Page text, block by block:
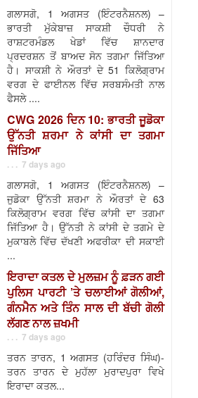
ਗਲਾਸਗੋ, 1 ਅਗਸਤ (ਇੰਟਰਨੈਸ਼ਨਲ) –
ਭਾਰਤੀ ਮੁੱਕੇਬਾਜ਼ ਸਾਕਸ਼ੀ ਚੌਧਰੀ ਨੇ
ਰਾਸ਼ਟਰਮੰਡਲ ਖੇਡਾਂ ਵਿੱਚ ਸ਼ਾਨਦਾਰ
ਪ੍ਰਦਰਸ਼ਨ ਤੋਂ ਬਾਅਦ ਸੋਨ ਤਗਮਾ ਜਿੱਤਿਆ
ਹੈ। ਸਾਕਸ਼ੀ ਨੇ ਔਰਤਾਂ ਦੇ 51 ਕਿਲੋਗ੍ਰਾਮ
ਵਰਗ ਦੇ ਫਾਈਨਲ ਵਿੱਚ ਸਰਬਸੰਮਤੀ ਨਾਲ
ਫੈਸਲੇ ....
CWG 2026 ਦਿਨ 10: ਭਾਰਤੀ ਜੂਡੋਕਾ
ਉੱਨਤੀ ਸ਼ਰਮਾ ਨੇ ਕਾਂਸੀ ਦਾ ਤਗਮਾ
ਜਿੱਤਿਆ
. . . 7 days ago
ਗਲਾਸਗੋ, 1 ਅਗਸਤ (ਇੰਟਰਨੈਸ਼ਨਲ) –
ਜੁਡੋਕਾ ਉੱਨਤੀ ਸ਼ਰਮਾ ਨੇ ਔਰਤਾਂ ਦੇ 63
ਕਿਲੋਗ੍ਰਾਮ ਵਰਗ ਵਿੱਚ ਕਾਂਸੀ ਦਾ ਤਗਮਾ
ਜਿੱਤਿਆ ਹੈ। ਉੱਨਤੀ ਨੇ ਕਾਂਸੀ ਦੇ ਤਗਮੇ ਦੇ
ਮੁਕਾਬਲੇ ਵਿੱਚ ਦੱਖਣੀ ਅਫਰੀਕਾ ਦੀ ਸਕਾਈ
...
ਇਰਾਦਾ ਕਤਲ ਦੇ ਮੁਲਜ਼ਮ ਨੂੰ ਫ਼ੜਨ ਗਈ
ਪੁਲਿਸ ਪਾਰਟੀ ’ਤੇ ਚਲਾਈਆਂ ਗੋਲੀਆਂ,
ਗੰਨਮੈਨ ਅਤੇ ਤਿੰਨ ਸਾਲ ਦੀ ਬੱਚੀ ਗੋਲੀ
ਲੱਗਣ ਨਾਲ ਜ਼ਖਮੀ
. . . 7 days ago
ਤਰਨ ਤਾਰਨ, 1 ਅਗਸਤ (ਹਰਿੰਦਰ ਸਿੰਘ)-
ਤਰਨ ਤਾਰਨ ਦੇ ਮੁਹੱਲਾ ਮੁਰਾਦਪੁਰਾ ਵਿਖੇ
ਇਰਾਦਾ ਕਤਲ...